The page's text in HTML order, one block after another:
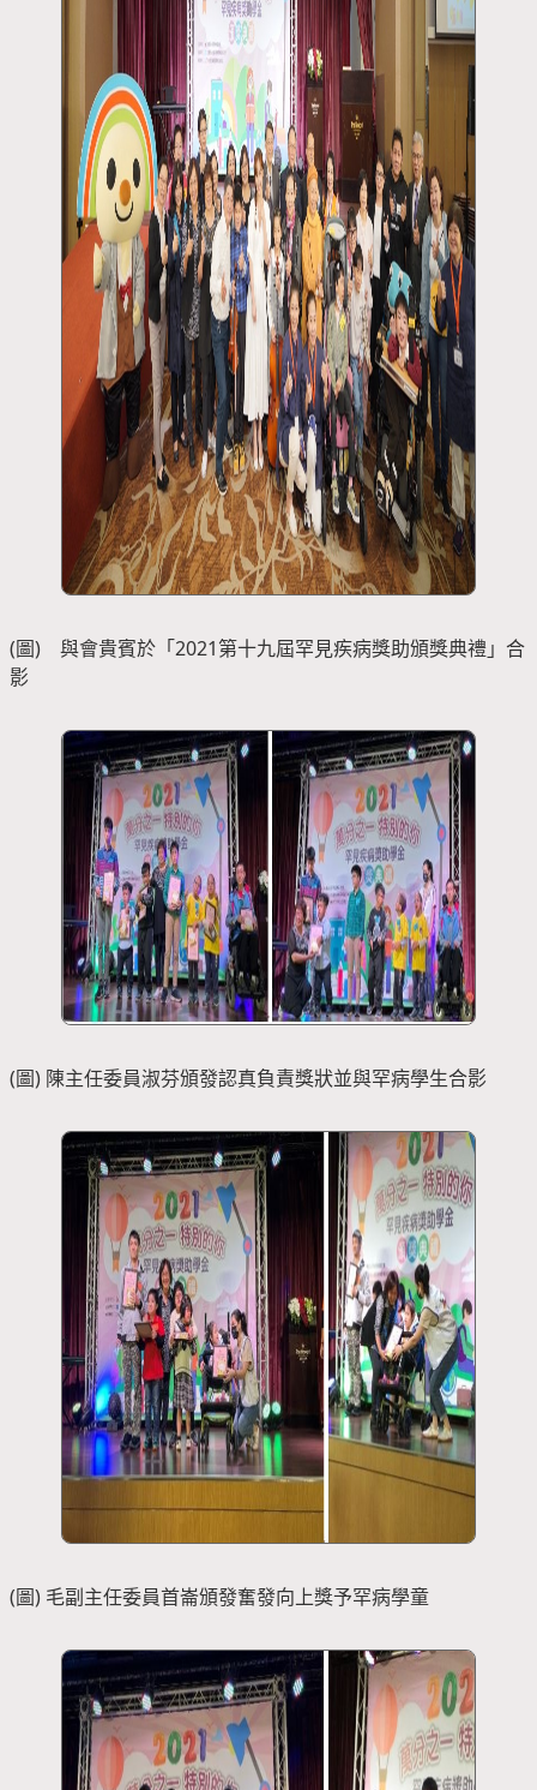
(圖) 與會貴賓於「2021第十九屆罕見疾病獎助頒獎典禮」合
影
(圖) 陳主任委員淑芬頒發認真負責獎狀並與罕病學生合影
(圖) 毛副主任委員首崙頒發奮發向上獎予罕病學童